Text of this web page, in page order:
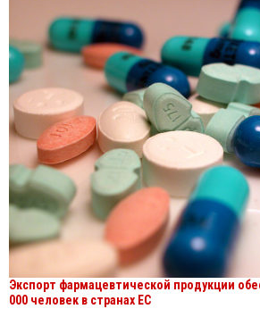
Экспорт фармацевтической продукции
000 человек в странах ЕС